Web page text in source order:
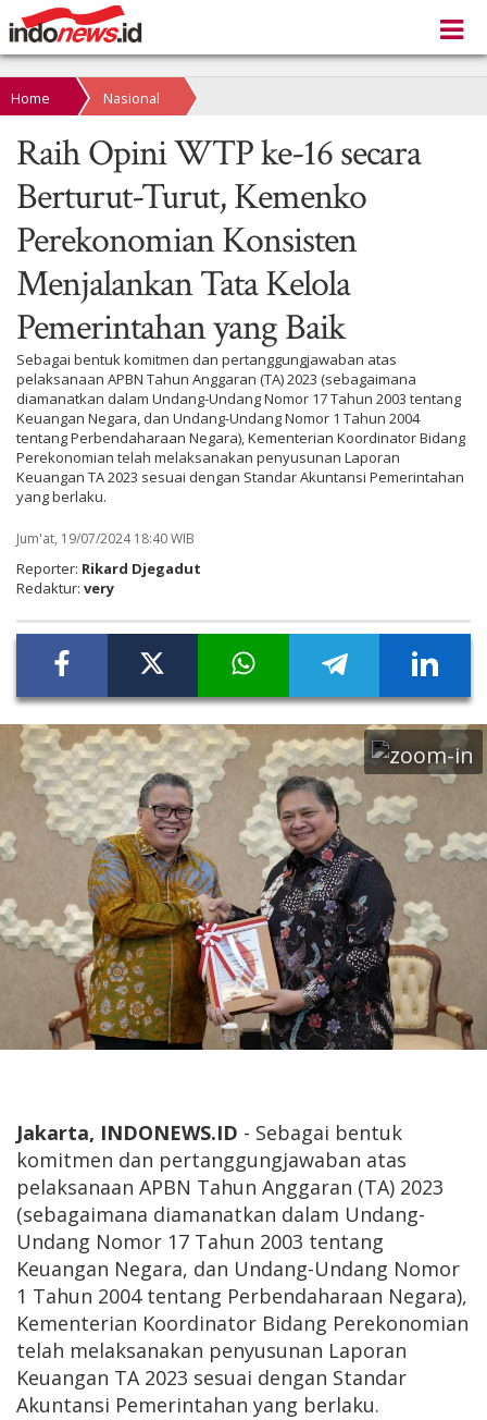
Home Nasional
Raih Opini WTP ke-16 secara
Berturut-Turut, Kemenko
Perekonomian Konsisten
Menjalankan Tata Kelola
Pemerintahan yang Baik
Sebagai bentuk komitmen dan pertanggungjawaban atas
pelaksanaan APBN Tahun Anggaran (TA) 2023 (sebagaimana
diamanatkan dalam Undang-Undang Nomor 17 Tahun 2003 tentang
Keuangan Negara, dan Undang-Undang Nomor 1 Tahun 2004
tentang Perbendaharaan Negara), Kementerian Koordinator Bidang
Perekonomian telah melaksanakan penyusunan Laporan
Keuangan TA 2023 sesuai dengan Standar Akuntansi Pemerintahan
yang berlaku.
Jum'at, 19/07/2024 18:40 WIB
Reporter: Rikard Djegadut
Redaktur: very
Jakarta, INDONEWS.ID - Sebagai bentuk
komitmen dan pertanggungjawaban atas
pelaksanaan APBN Tahun Anggaran (TA) 2023
(sebagaimana diamanatkan dalam Undang-
Undang Nomor 17 Tahun 2003 tentang
Keuangan Negara, dan Undang-Undang Nomor
1 Tahun 2004 tentang Perbendaharaan Negara),
Kementerian Koordinator Bidang Perekonomian
telah melaksanakan penyusunan Laporan
Keuangan TA 2023 sesuai dengan Standar
Akuntansi Pemerintahan yang berlaku.